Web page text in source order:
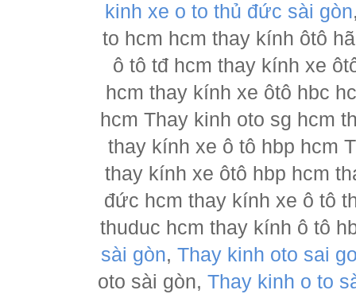
kinh xe o to thủ đức sài gòn
to hcm hcm thay kính ôtô
ô tô tđ hcm thay kính xe
hcm thay kính xe ôtô hbc
hcm Thay kinh oto sg hcm
thay kính xe ô tô hbp hcm
thay kính xe ôtô hbp hcm
đức hcm thay kính xe ô tô
thuduc hcm thay kính ô tô
sài gòn, Thay kinh oto sai
oto sài gòn, Thay kinh o to